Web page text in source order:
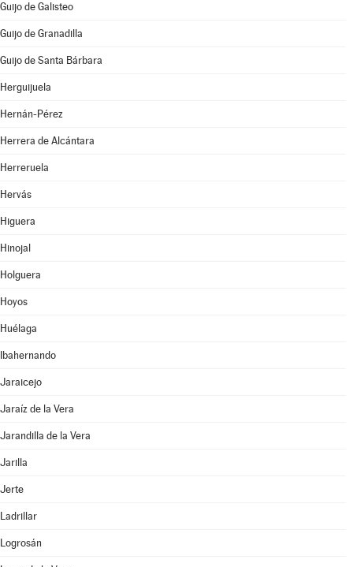
Guijo de Galisteo
Guijo de Granadilla
Guijo de Santa Bárbara
Herguijuela
Hernán-Pérez
Herrera de Alcántara
Herreruela
Hervás
Higuera
Hinojal
Holguera
Hoyos
Huélaga
Ibahernando
Jaraicejo
Jaraíz de la Vera
Jarandilla de la Vera
Jarilla
Jerte
Ladrillar
Logrosán